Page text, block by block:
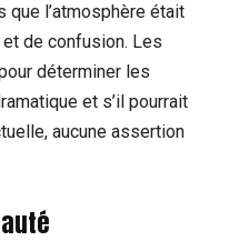
que l’atmosphère était
et de confusion. Les
déterminer les
et s’il pourrait
aucune assertion